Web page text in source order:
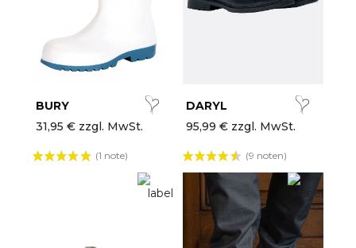
Chance
BURY
31,95 € zzgl. MwSt.
(1 note)
DARYL
95,99 € zzgl. MwSt.
(9 noten)